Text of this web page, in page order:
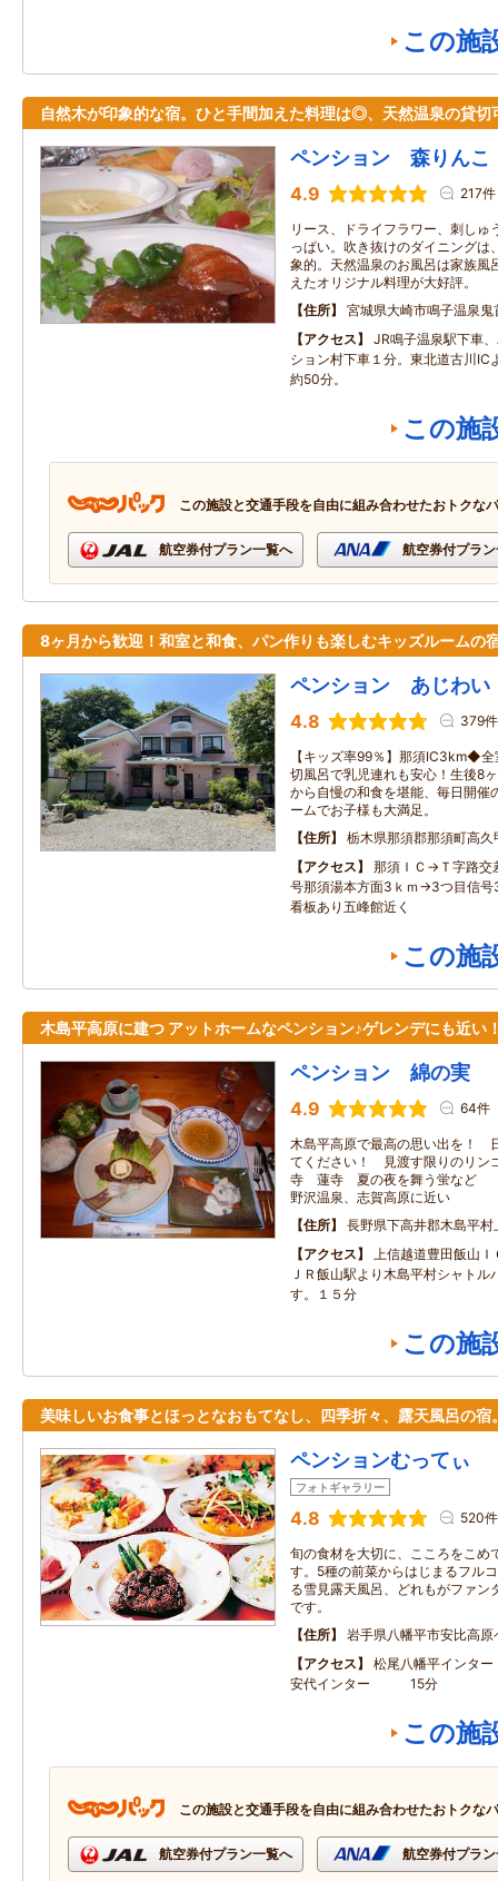
この施
自然木が印象的な宿。ひと手間加えた料理は◎、天然温泉の貸切
ペンション 森りんこ
4.9 217件
リース、ドライフラワー、刺しゅ
っぱい。吹き抜けのダイニングは
象的。天然温泉のお風呂は家族風
えたオリジナル料理が大好評。
住所
宮城県大崎市鳴子温泉
アクセス
JR鳴子温泉駅下車
ション村下車１分。東北道古川IC
約50分。
この施
この施設と交通手段を自由に組み合わせたおトクな
航空券付プラン一覧へ 航空券付プラ
8ヶ月から歓迎！和室と和食、パン作りも楽しむキッズルームの
ペンション あじわい
4.8 379件
【キッズ率99％】那須IC3km◆
切風呂で乳児連れも安心！生後8
から自慢の和食を堪能、毎日開催
ームでお子様も大満足。
住所
栃木県那須郡那須町高
アクセス
那須ＩＣ→Ｔ字路交
号那須湯本方面3ｋｍ→3つ目信
看板あり五峰館近く
この施
木島平高原に建つ アットホームなペンション♪ゲレンデにも近い
ペンション 綿の実
4.9 64件
木島平高原で最高の思い出を！
てください！ 見渡す限りのリ
寺 蓮寺 夏の夜を舞う蛍など
野沢温泉、志賀高原に近い
住所
長野県下高井郡木島平村
アクセス
上信越道豊田飯山
ＪＲ飯山駅より木島平村シャトル
す。１５分
この施
美味しいお食事とほっとなおもてなし、四季折々、露天風呂の宿
ペンションむってぃ
フォトギャラリー
4.8 520件
旬の食材を大切に、こころをこめ
す。5種の前菜からはじまるフル
る雪見露天風呂、どれもがファン
です。
住所
岩手県八幡平市安比高
アクセス
松尾八幡平イ
安代インター 15分
この施
この施設と交通手段を自由に組み合わせたおトクな
航空券付プラン一覧へ 航空券付プラ